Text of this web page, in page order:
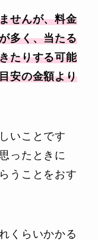
せんが、料金
多く、当たる
たりする可能
安の金額より
いことです
ったときに
うことをおす
くらいかかる